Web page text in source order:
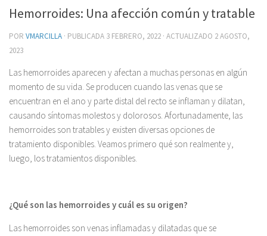
Hemorroides: Una afección común y tratable
POR VMARCILLA · PUBLICADA 3 FEBRERO, 2022 · ACTUALIZADO 2 AGOSTO,
2023
Las hemorroides aparecen y afectan a muchas personas en algún
momento de su vida. Se producen cuando las venas que se
encuentran en el ano y parte distal del recto se inflaman y dilatan,
causando síntomas molestos y dolorosos. Afortunadamente, las
hemorroides son tratables y existen diversas opciones de
tratamiento disponibles. Veamos primero qué son realmente y,
luego, los tratamientos disponibles.
¿Qué son las hemorroides y cuál es su origen?
Las hemorroides son venas inflamadas y dilatadas que se